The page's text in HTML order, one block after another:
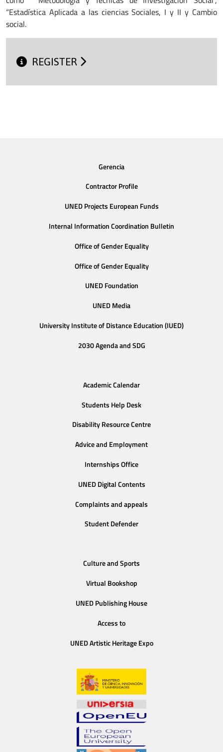
“Estadística Aplicada a las ciencias Sociales, I y II y Cambio
social.
REGISTER
Gerencia
Contractor Profile
UNED Projects European Funds
Internal Information Coordination Bulletin
Office of Gender Equality
Office of Gender Equality
UNED Foundation
UNED Media
University Institute of Distance Education (IUED)
2030 Agenda and SDG
Academic Calendar
Students Help Desk
Disability Resource Centre
Advice and Employment
Internships Office
UNED Digital Contents
Complaints and appeals
Student Defender
Culture and Sports
Virtual Bookshop
UNED Publishing House
Access to
UNED Artistic Heritage Expo